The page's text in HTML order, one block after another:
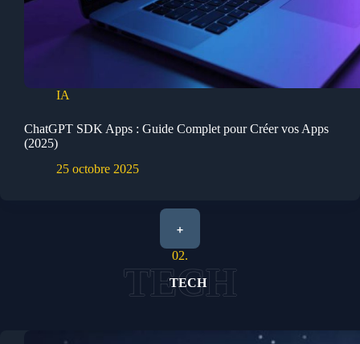
IA
ChatGPT SDK Apps : Guide Complet pour Créer vos Apps
(2025)
25 octobre 2025
+
02.
TECH